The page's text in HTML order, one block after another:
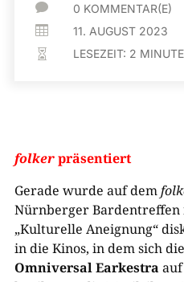
 0 KOMMENTAR(E)
 11. AUGUST 2023
 LESEZEIT: 2
folkerpräsentiert
Gerade wurde auf dem
Nürnberger Bardentreffen
„Kulturelle Aneignung“
in die Kinos, in dem sich
Omniversal Earkestra